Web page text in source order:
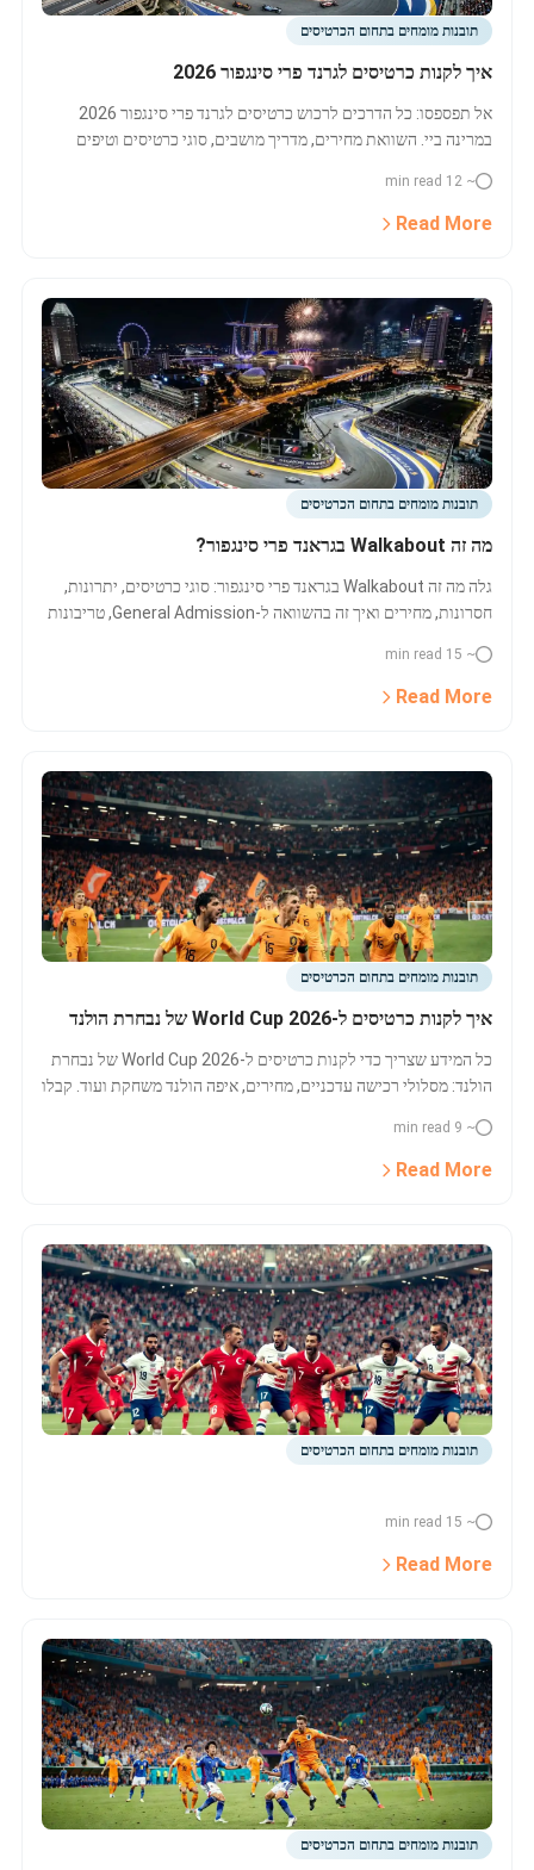
תובנות מומחים בתחום הכרטיסים
איך לקנות כרטיסים לגרנד פרי סינגפור 2026
אל תפספסו: כל הדרכים לרכוש כרטיסים לגרנד פרי סינגפור 2026
במרינה ביי. השוואת מחירים, מדריך מושבים, סוגי כרטיסים וטיפים
~ 12 min read
Read More
תובנות מומחים בתחום הכרטיסים
מה זה Walkabout בגראנד פרי סינגפור?
גלה מה זה Walkabout בגראנד פרי סינגפור: סוגי כרטיסים, יתרונות,
חסרונות, מחירים ואיך זה בהשוואה ל-General Admission, טריבונות
~ 15 min read
Read More
תובנות מומחים בתחום הכרטיסים
איך לקנות כרטיסים ל-World Cup 2026 של נבחרת הולנד
כל המידע שצריך כדי לקנות כרטיסים ל-World Cup 2026 של נבחרת
הולנד: מסלולי רכישה עדכניים, מחירים, איפה הולנד משחקת ועוד. קבלו
ושותפים אמינים.
~ 9 min read
Read More
תובנות מומחים בתחום הכרטיסים
~ 15 min read
Read More
תובנות מומחים בתחום הכרטיסים